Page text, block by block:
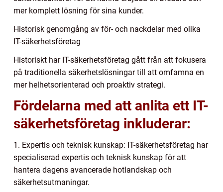
mer komplett lösning för sina kunder.
Historisk genomgång av för- och nackdelar med olika
IT-säkerhetsföretag
Historiskt har IT-säkerhetsföretag gått från att fokusera
på traditionella säkerhetslösningar till att omfamna en
mer helhetsorienterad och proaktiv strategi.
Fördelarna med att anlita ett IT-
säkerhetsföretag inkluderar:
1. Expertis och teknisk kunskap: IT-säkerhetsföretag har
specialiserad expertis och teknisk kunskap för att
hantera dagens avancerade hotlandskap och
säkerhetsutmaningar.